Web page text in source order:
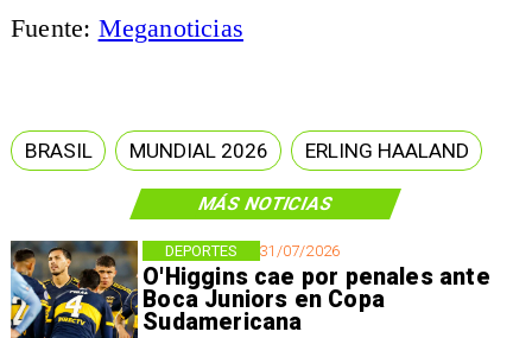
MÁS NOTICIAS
31/07/2026
O'Higgins cae por penales ante
Boca Juniors en Copa
Sudamericana
DEPORTES
Fuente: Meganoticias
BRASIL MUNDIAL 2026 ERLING HAALAND